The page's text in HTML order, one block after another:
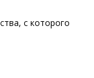
с которого